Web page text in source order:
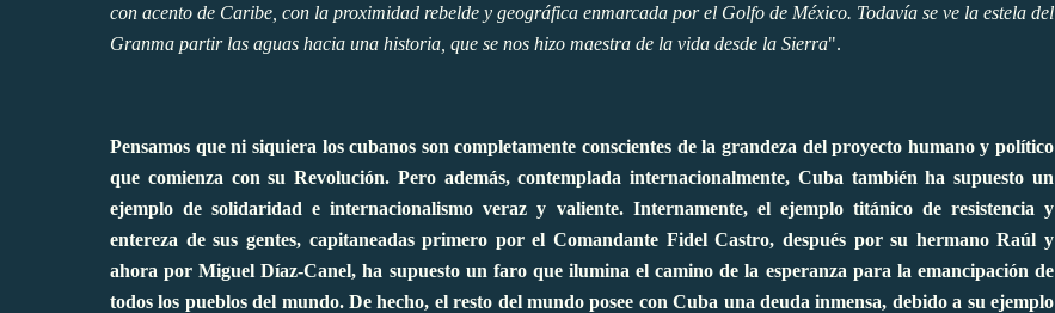
con acento de Caribe, con la proximidad rebelde y geográfica enmarcada por el Golfo de México. Todavía se ve la estela del
Granma partir las aguas hacia una historia, que se nos hizo maestra de la vida desde la Sierra".
Pensamos que ni siquiera los cubanos son completamente conscientes de la grandeza del proyecto humano y político
que comienza con su Revolución. Pero además, contemplada internacionalmente, Cuba también ha supuesto un
ejemplo de solidaridad e internacionalismo veraz y valiente. Internamente, el ejemplo titánico de resistencia y
entereza de sus gentes, capitaneadas primero por el Comandante Fidel Castro, después por su hermano Raúl y
ahora por Miguel Díaz-Canel, ha supuesto un faro que ilumina el camino de la esperanza para la emancipación de
todos los pueblos del mundo. De hecho, el resto del mundo posee con Cuba una deuda inmensa, debido a su ejemplo